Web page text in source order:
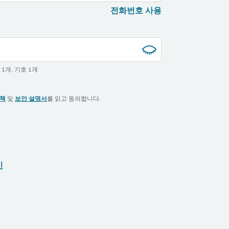
전화번호 사용
1개 기호 1개
및 보안 설명서를 읽고 동의합니다.